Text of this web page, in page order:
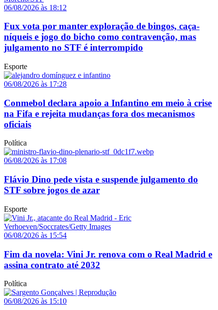
06/08/2026 às 18:12
Fux vota por manter exploração de bingos, caça-
níqueis e jogo do bicho como contravenção, mas
julgamento no STF é interrompido
Esporte
06/08/2026 às 17:28
Conmebol declara apoio a Infantino em meio à crise
na Fifa e rejeita mudanças fora dos mecanismos
oficiais
Política
06/08/2026 às 17:08
Flávio Dino pede vista e suspende julgamento do
STF sobre jogos de azar
Esporte
06/08/2026 às 15:54
Fim da novela: Vini Jr. renova com o Real Madrid e
assina contrato até 2032
Política
06/08/2026 às 15:10